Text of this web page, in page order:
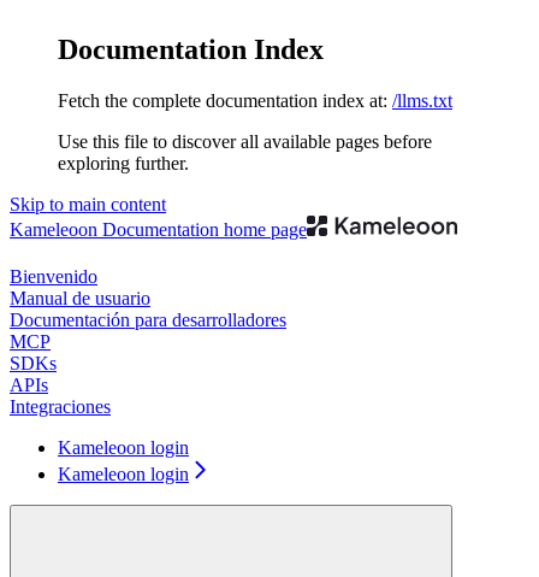
Documentation Index
Fetch the complete documentation index at: /llms.txt
Use this file to discover all available pages before
exploring further.
Skip to main content
Kameleoon Documentation home page
Bienvenido
Manual de usuario
Documentación para desarrolladores
MCP
SDKs
APIs
Integraciones
Kameleoon login
Kameleoon login